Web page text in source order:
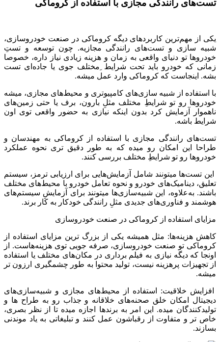
تست‌های رانندگی مجازی با استفاده از کروماکی
یکی از مهم‌ترین کاربردهای دیگه کروماکی در صنعت خودروسازی،
شبیه ‌سازی و تست‌های رانندگی مجازیه. چون توسعه و تستِ
خودروها تو دنیای واقعی به زمان و هزینه زیادی نیاز داره، خصوصا
زمانی که خودرو باید تحت شرایط ِمختلف جوی یا جاده‌ای تست
بشه. اینجاست که کروماکی وارد عمل میشه.
با استفاده از شبیه ‌سازی‌های کامپیوتری و محیط‌های مجازی، میشه
خودروها رو تو شرایطِ مختلف مثلِ بارون، برف یا حتی زمین‌های
ناهموار آزمایش کرد بدون اینکه نیازی به حضور واقعی توی اون
شرایط باشه.
تست‌های رانندگی مجازی با استفاده از کروماکی به مهندسان و
طراحا این امکان رو میده که به ‌طور دقیق ‌تری نحوه عملکرد
خودروها رو تو شرایطِ مختلف بررسی کنند.
این تست‌ها میتونند شامل آزمایش‌هایی برای ارزیابی ترمز، سیستم
تعلیق، دینامیک‌های خودرو و نحوه تعامل خودرو با محیط‌های مختلف
باشند. به‌علاوه، این شبیه‌سازی‌ها میتونند برای آزمایشِ سیستم‌های
هوشمند و فناوری‌های جدیدی مثلِ رانندگی خودکار به کار برند.
مزایای استفاده از کروماکی در صنعت خودروسازی
کاهش هزینه‌ها: مثل همیشه یکی از بزرگ‌ ترین مزایای استفاده از
کروماکی تو صنعت خودروسازی، صرفه ‌جویی توی هزینه‌هاست. از
اونجا که دیگه نیازی به فیلم ‌برداری در مکان‌های مختلف یا استفاده
از تجهیزات پرهزینه نیست، تولید محتوا به ‌طور چشمگیری ارزون ‌تر
میشه.
افزایش خلاقیت: استفاده از محیط‌های مجازی و شبیه‌سازی‌های
دیجیتال امکان خلق صحنه‌های خلاقانه و جذاب رو به طراح ها و
تولیدکنندگان میده. این امر به برندها اجازه میده تا از نظر بصری،
خاص تر و متفاوت از رقباشون عمل کنند و تبلیغاتی به یاد موندنی
بسازند.